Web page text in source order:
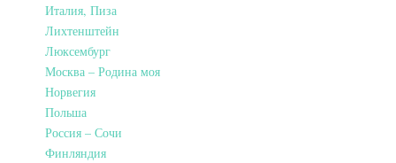
Италия, Пиза
Лихтенштейн
Люксембург
Москва – Родина моя
Норвегия
Польша
Россия – Сочи
Финляндия